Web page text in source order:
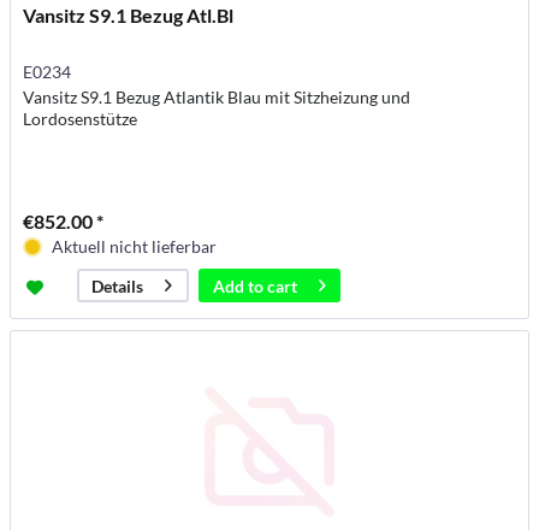
Vansitz S9.1 Bezug Atl.Bl
E0234
Vansitz S9.1 Bezug Atlantik Blau mit Sitzheizung und
Lordosenstütze
€852.00 *
Aktuell nicht lieferbar
Details
Add tocart